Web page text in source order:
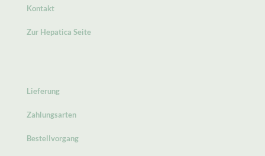
Kontakt
Zur Hepatica Seite
Lieferung
Zahlungsarten
Bestellvorgang